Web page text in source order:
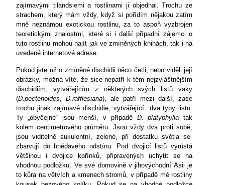
zajímavými tilandsiemi a rostlinami ji objednal. Trochu ze
strachem, který mám vždy, když si pořídím nějakou zatím
mně neznámou exotickou rostlinu, za to aspoň vyzbrojen
teoretickými znalostmi, které si i další případní zájemci o
tuto rostlinu mohou najít jak ve zmíněných knihách, tak i na
uvedené internetové adrese.
Pokud jste už o zmíněné dischidii něco četli, nebo viděli její
obrázky, možná víte, že sice nepatří k těm nejzvláštnějším
dischidiím, vytvářejícím z některých svých listů vaky
(D.pectenoides, D.rafflesiana), ale patří mezi další, zase
trochu jinak zajímavé dischidie, vytvářející
dva typy listů.
Ty „obyčejné“ jsou menší, v případě D. platyphylla tak
kolem centimetrového průměru. Jsou vždy dva proti sobě,
jsou viditelně sukulentní, zelené, při dostatku světla se
zbarvují do hnědavého odstínu. Pod dvojicí listů vyrůstá
většinou i dvojice kořínků, připravených uchytit se na
vhodnou podložku. Ve své domovině v jihovýchodní Asii je
to kůra na větvích a kmenech stromů, v případě mé rostliny